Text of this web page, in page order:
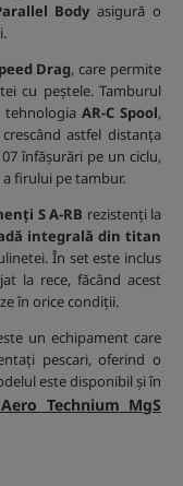
Body asigură o
Drag, care permite
cu peștele. Tamburul
tehnologiaAR-C Spool,
astfel distanța
înfășurări pe un ciclu,
firului pe tambur.
S A-RB rezistenți la
integrală din titan
În set este inclus
la rece, făcând acest
în orice condiții.
un echipament care
pescari, oferind o
este disponibil și în
Technium MgS